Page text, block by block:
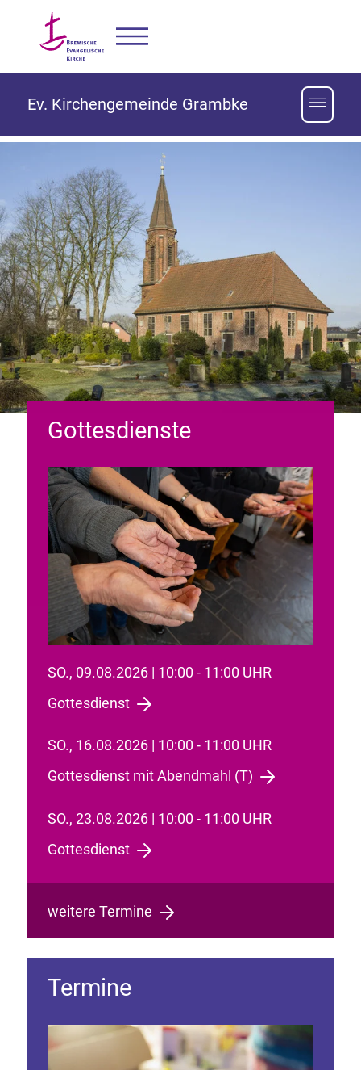
Ev. Kirchengemeinde Grambke
Gottesdienste
SO., 09.08.2026 | 10:00 - 11:00 UHR
Gottesdienst
SO., 16.08.2026 | 10:00 - 11:00 UHR
Gottesdienst mit Abendmahl (T)
SO., 23.08.2026 | 10:00 - 11:00 UHR
Gottesdienst
weitere Termine
Termine